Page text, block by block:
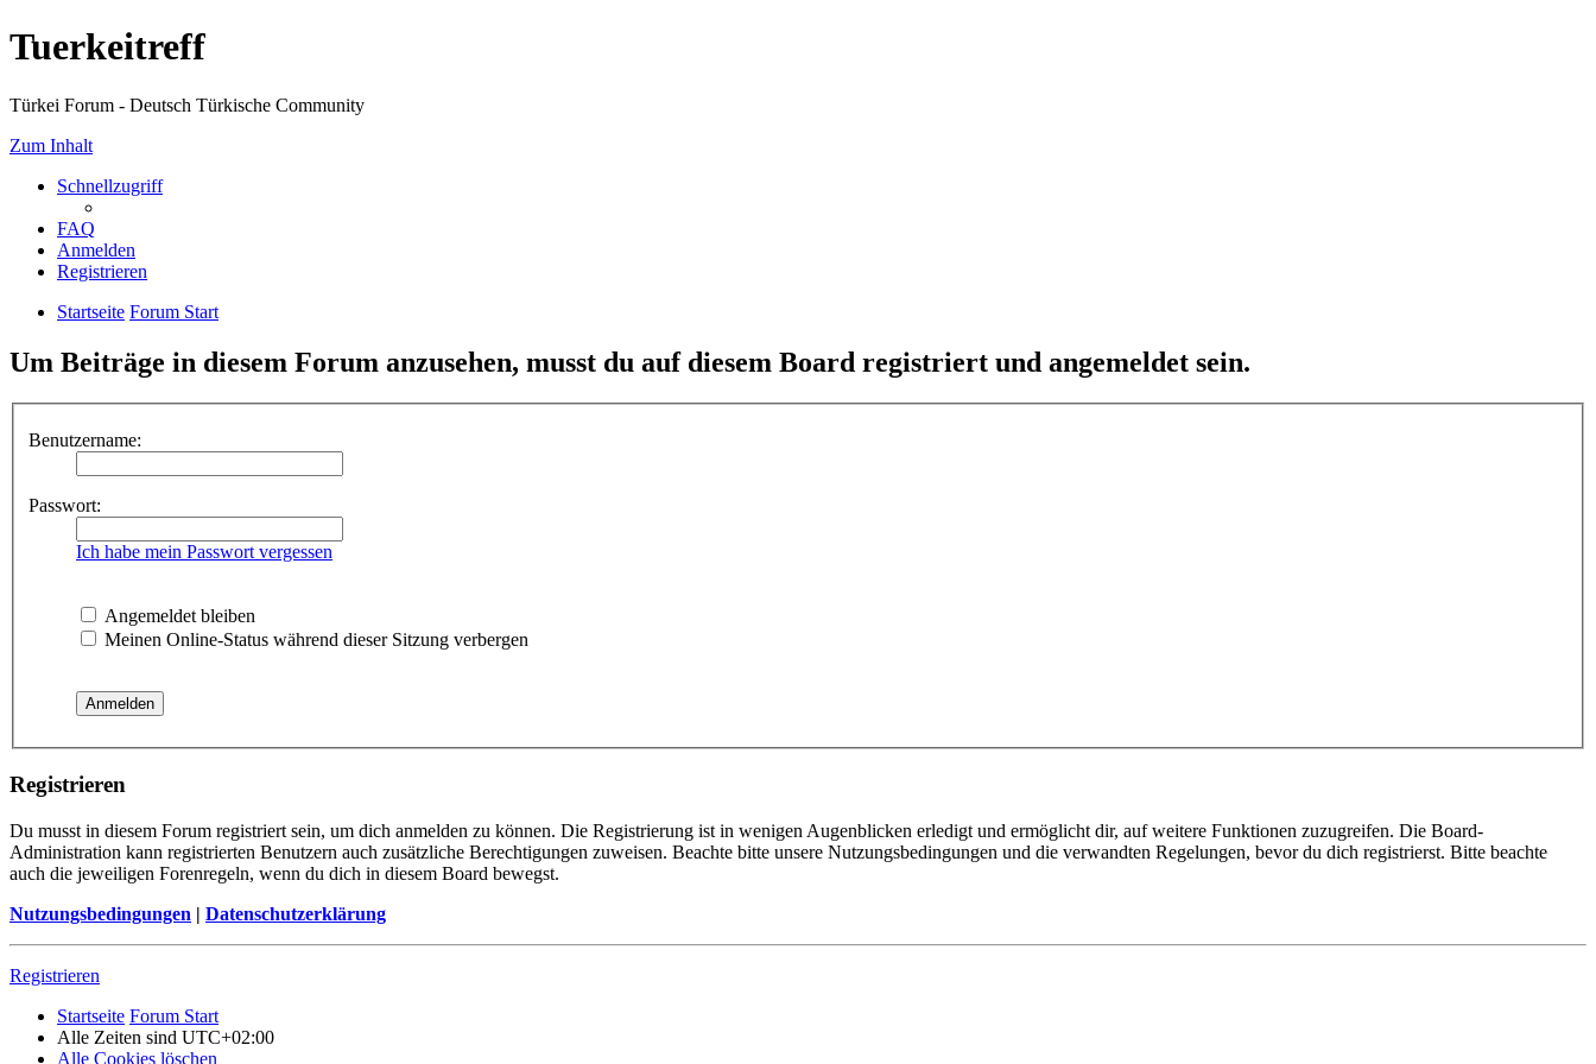
Tuerkeitreff
Türkei Forum - Deutsch Türkische Community
Zum Inhalt
Schnellzugriff
FAQ
Anmelden
Registrieren
Startseite Forum Start
Um Beiträge in diesem Forum anzusehen, musst du auf diesem Board registriert und angemeldet sein.
Benutzername:
Passwort:
Ich habe mein Passwort vergessen
Angemeldet bleiben
Meinen Online-Status während dieser Sitzung verbergen
Registrieren
Du musst in diesem Forum registriert sein, um dich anmelden zu können. Die Registrierung ist in wenigen Augenblicken erledigt und ermöglicht dir, auf weitere Funktionen zuzugreifen. Die Board-
Administration kann registrierten Benutzern auch zusätzliche Berechtigungen zuweisen. Beachte bitte unsere Nutzungsbedingungen und die verwandten Regelungen, bevor du dich registrierst. Bitte beachte
auch die jeweiligen Forenregeln, wenn du dich in diesem Board bewegst.
Nutzungsbedingungen | Datenschutzerklärung
Registrieren
Startseite Forum Start
Alle Zeiten sind UTC+02:00
Alle Cookies löschen